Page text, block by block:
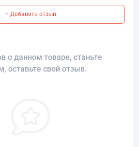
+ Добавить отзыв
о данном товаре, станьте
оставьте свой отзыв.